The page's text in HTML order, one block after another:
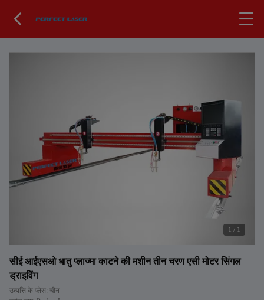
1 / 1
सीई आईएसओ धातु प्लाज्मा काटने की मशीन तीन चरण एसी मोटर सिंगल
ड्राइविंग
उत्पत्ति के प्लेस: चीन